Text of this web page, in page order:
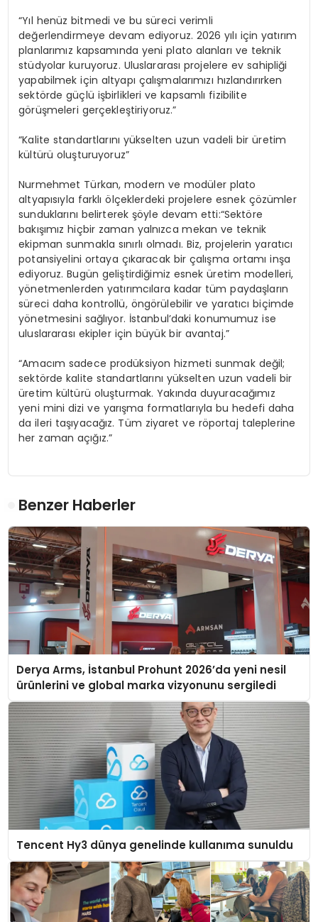
“Yıl henüz bitmedi ve bu süreci verimli
değerlendirmeye devam ediyoruz. 2026 yılı için yatırım
planlarımız kapsamında yeni plato alanları ve teknik
stüdyolar kuruyoruz. Uluslararası projelere ev sahipliği
yapabilmek için altyapı çalışmalarımızı hızlandırırken
sektörde güçlü işbirlikleri ve kapsamlı fizibilite
görüşmeleri gerçekleştiriyoruz.”
“Kalite standartlarını yükselten uzun vadeli bir üretim
kültürü oluşturuyoruz”
Nurmehmet Türkan, modern ve modüler plato
altyapısıyla farklı ölçeklerdeki projelere esnek çözümler
sunduklarını belirterek şöyle devam etti:“Sektöre
bakışımız hiçbir zaman yalnızca mekan ve teknik
ekipman sunmakla sınırlı olmadı. Biz, projelerin yaratıcı
potansiyelini ortaya çıkaracak bir çalışma ortamı inşa
ediyoruz. Bugün geliştirdiğimiz esnek üretim modelleri,
yönetmenlerden yatırımcılara kadar tüm paydaşların
süreci daha kontrollü, öngörülebilir ve yaratıcı biçimde
yönetmesini sağlıyor. İstanbul’daki konumumuz ise
uluslararası ekipler için büyük bir avantaj.”
“Amacım sadece prodüksiyon hizmeti sunmak değil;
sektörde kalite standartlarını yükselten uzun vadeli bir
üretim kültürü oluşturmak. Yakında duyuracağımız
yeni mini dizi ve yarışma formatlarıyla bu hedefi daha
da ileri taşıyacağız. Tüm ziyaret ve röportaj taleplerine
her zaman açığız.”
Benzer Haberler
Derya Arms, İstanbul Prohunt 2026’da yeni nesil
ürünlerini ve global marka vizyonunu sergiledi
Tencent Hy3 dünya genelinde kullanıma sunuldu